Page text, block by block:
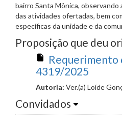
bairro Santa Mônica, observando
das atividades ofertadas, bem
específicas da unidade e da
Proposição que deu
Requerimento
4319/2025
Autoria: Ver.(a) Loíde
Convidados